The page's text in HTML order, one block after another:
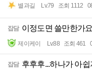
별과길 Lv.79 조회 1112
잡담 이정도면 쓸만한가
제이케이 Lv.88 조회 461
잡담 후후후...하나가 아